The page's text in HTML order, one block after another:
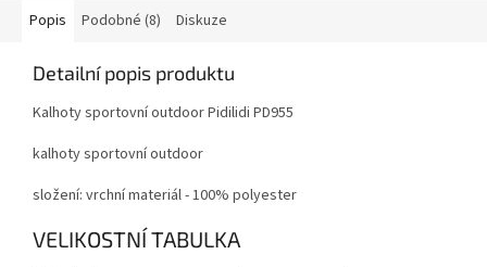
Popis Podobné (8) Diskuze
Detailní popis produktu
Kalhoty sportovní outdoor Pidilidi PD955
kalhoty sportovní outdoor
složení: vrchní materiál - 100% polyester
VELIKOSTNÍ TABULKA